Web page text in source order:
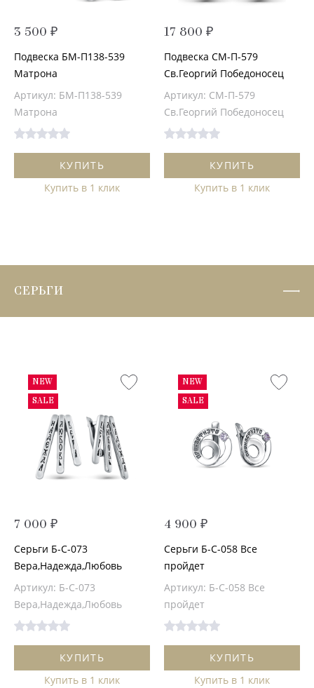
3 500 ₽
Подвеска БМ-П138-539
Матрона
Артикул: БМ-П138-539
Матрона
КУПИТЬ
Купить в 1 клик
17 800 ₽
Подвеска СМ-П-579
Св.Георгий Победоносец
Артикул: СМ-П-579
Св.Георгий Победоносец
КУПИТЬ
Купить в 1 клик
СЕРЬГИ
NEW
SALE
7 000 ₽
Серьги Б-С-073
Вера,Надежда,Любовь
Артикул: Б-С-073
Вера,Надежда,Любовь
КУПИТЬ
Купить в 1 клик
NEW
SALE
4 900 ₽
Серьги Б-С-058 Все
пройдет
Артикул: Б-С-058 Все
пройдет
КУПИТЬ
Купить в 1 клик